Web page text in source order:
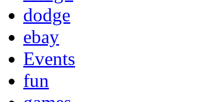
dodge
ebay
Events
fun